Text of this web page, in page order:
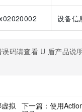
设备信
误码请查看 U 盾产品说
拟
下一篇：使用